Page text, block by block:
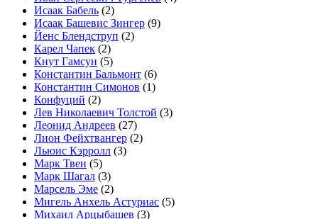
Исаак Бабель (2)
Исаак Башевис Зингер (9)
Йенс Блендструп (2)
Карел Чапек (2)
Кнут Гамсун (5)
Константин Бальмонт (6)
Константин Симонов (1)
Конфуций (2)
Лев Николаевич Толстой (3)
Леонид Андреев (27)
Лион Фейхтвангер (2)
Льюис Кэрролл (3)
Марк Твен (5)
Марк Шагал (3)
Марсель Эме (2)
Мигель Анхель Астуриас (5)
Михаил Арцыбашев (3)